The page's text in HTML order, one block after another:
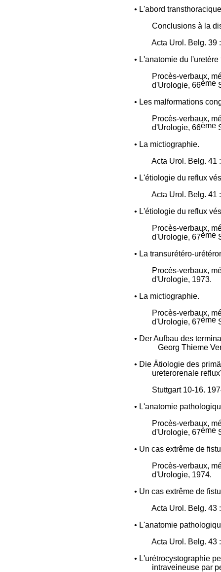
• L'abord
Conclusions à la
Acta Urol. Belg. 39
• L'anatomie du l'uretère
Procès-verbaux,
d'Urologie, 66ème
• Les malformations
Procès-verbaux,
d'Urologie, 66ème
• La mictiographie.
Acta Urol. Belg. 41
• L'étiologie du reflux
Acta Urol. Belg. 41
• L'étiologie du reflux
Procès-verbaux,
d'Urologie, 67ème
• La transurétéro-
Procès-verbaux,
d'Urologie, 1973.
• La mictiographie.
Procès-verbaux,
d'Urologie, 67ème
• Der Aufbau des
Georg Thieme
• Die Ätiologie des
ureterorenale
Stuttgart 10-16.
• L'anatomie
Procès-verbaux,
d'Urologie, 67ème
• Un cas extrême de
Procès-verbaux,
d'Urologie, 1974.
• Un cas extrême de
Acta Urol. Belg. 43
• L'anatomie
Acta Urol. Belg. 43
• L'urétrocystographie
intraveineuse par